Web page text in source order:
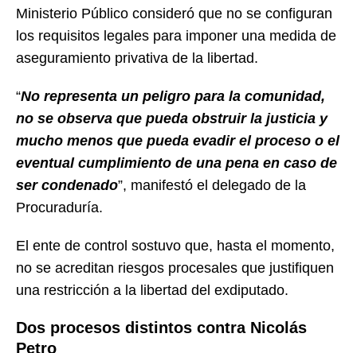
Ministerio Público consideró que no se configuran
los requisitos legales para imponer una medida de
aseguramiento privativa de la libertad.
“No representa un peligro para la comunidad,
no se observa que pueda obstruir la justicia y
mucho menos que pueda evadir el proceso o el
eventual cumplimiento de una pena en caso de
ser condenado”, manifestó el delegado de la
Procuraduría.
El ente de control sostuvo que, hasta el momento,
no se acreditan riesgos procesales que justifiquen
una restricción a la libertad del exdiputado.
Dos procesos distintos contra Nicolás
Petro